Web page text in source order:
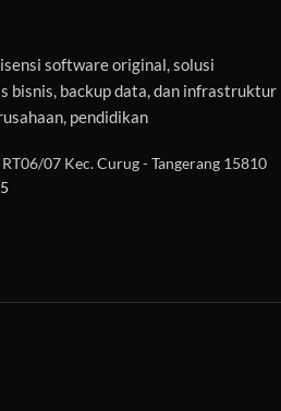
software original, solusi
bisnis, backup data, dan infrastruktur
pendidikan
07 Kec. Curug - Tangerang 15810